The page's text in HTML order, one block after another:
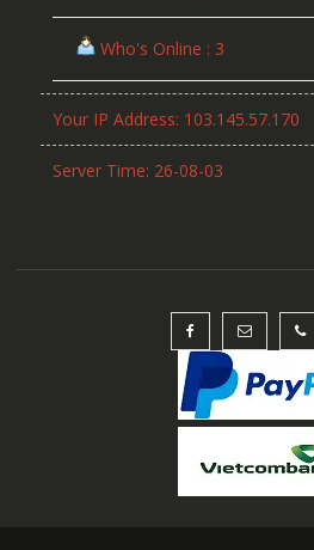
Who's Online : 3
Your IP Address: 103.145.57.170
Server Time: 26-08-03